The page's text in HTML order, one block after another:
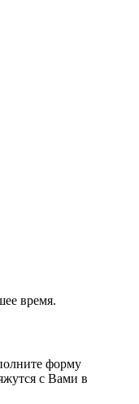
время.
форму
с Вами в